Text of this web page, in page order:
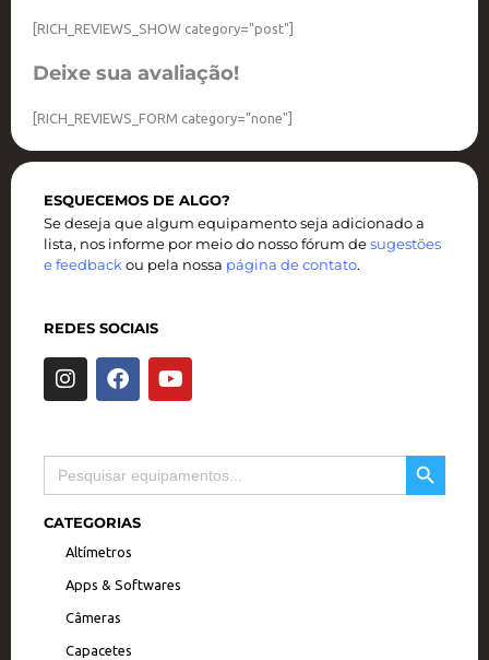
[RICH_REVIEWS_SHOW category="post"]
Deixe sua avaliação!
[RICH_REVIEWS_FORM category="none"]
ESQUECEMOS DE ALGO?
Se deseja que algum equipamento seja adicionado a
lista, nos informe por meio do nosso fórum de sugestões
e feedback ou pela nossa página de contato.
REDES SOCIAIS
I
n
a
g
r
a
m
F
a
b
o
o
k
Y
o
u
b
e
Search
for:
SEARCH BUTTON
CATEGORIAS
Altímetros
Apps & Softwares
Câmeras
Capacetes